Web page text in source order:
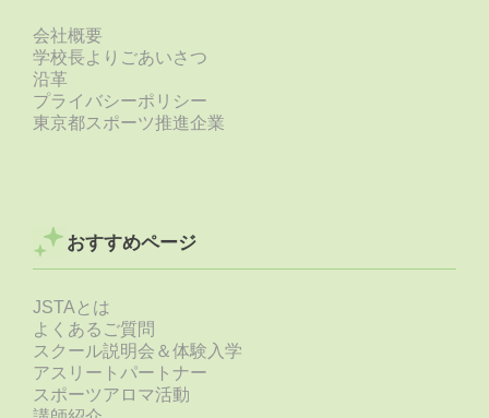
会社概要
学校長よりごあいさつ
沿革
プライバシーポリシー
東京都スポーツ推進企業
おすすめページ
JSTAとは
よくあるご質問
スクール説明会＆体験入学
アスリートパートナー
スポーツアロマ活動